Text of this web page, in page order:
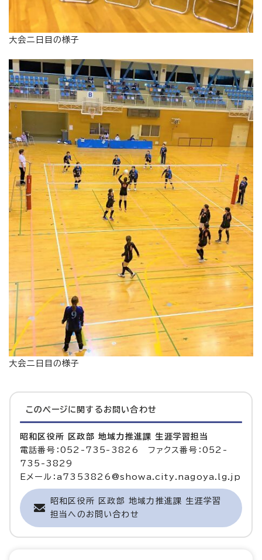
大会二日目の様子
大会二日目の様子
このページに関する お問い合わせ
昭和区役所 区政部 地域力推進課 生涯学習担当
電話番号：052-735-3826 ファクス番号：052-
735-3829
Eメール：a7353826@showa.city.nagoya.lg.jp
昭和区役所 区政部 地域力推進課 生涯学習
担当へのお問い合わせ